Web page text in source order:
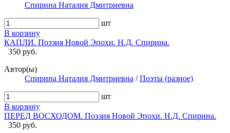
Спирина Наталия Дмитриевна
шт
В корзину
КАПЛИ. Поэзия Новой Эпохи. Н.Д. Спирина.
350 руб.
Автор(ы)
Спирина Наталия Дмитриевна /Поэты (разное)
шт
В корзину
ПЕРЕД ВОСХОДОМ. Поэзия Новой Эпохи. Н.Д. Спирина.
350 руб.